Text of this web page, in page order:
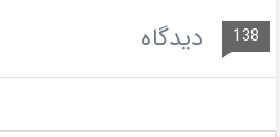
138 دیدگاه